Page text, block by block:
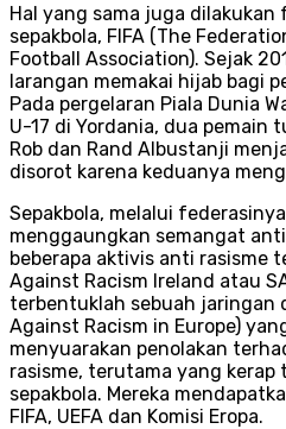
Hal yang sama juga
sepakbola, FIFA (The
Football Association). Sejak
larangan memakai hijab bagi
Pada pergelaran Piala Dunia
U-17 di Yordania, dua pemain
Rob dan Rand Albustanji
disorot karena keduanya
Sepakbola, melalui
menggaungkan semangat
beberapa aktivis anti rasisme
Against Racism Ireland atau
terbentuklah sebuah jaringan
Against Racism in Europe)
menyuarakan penolakan
rasisme, terutama yang kerap
sepakbola. Mereka
FIFA, UEFA dan Komisi Eropa.